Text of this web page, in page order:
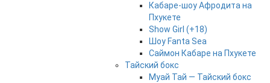
Кабаре-шоу Афродита на
Пхукете
Show Girl (+18)
Шоу Fanta Sea
Саймон Кабаре на Пхукете
Тайский бокс
Муай Тай — Тайский бокс